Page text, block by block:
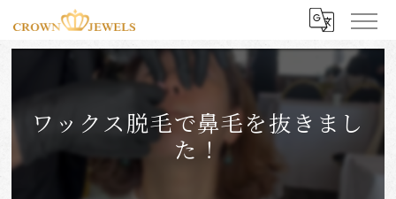
ワックス脱毛で鼻毛を抜きまし
た！